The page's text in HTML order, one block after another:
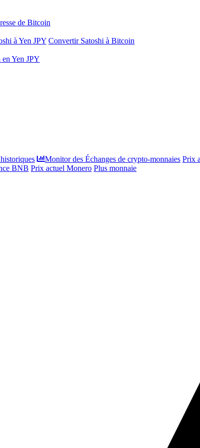
de Bitcoin
à Yen JPY Convertir Satoshi à Bitcoin
Yen JPY
Monitor des Échanges de crypto-monnaies Prix
BNB Prix actuel Monero Plus monnaie